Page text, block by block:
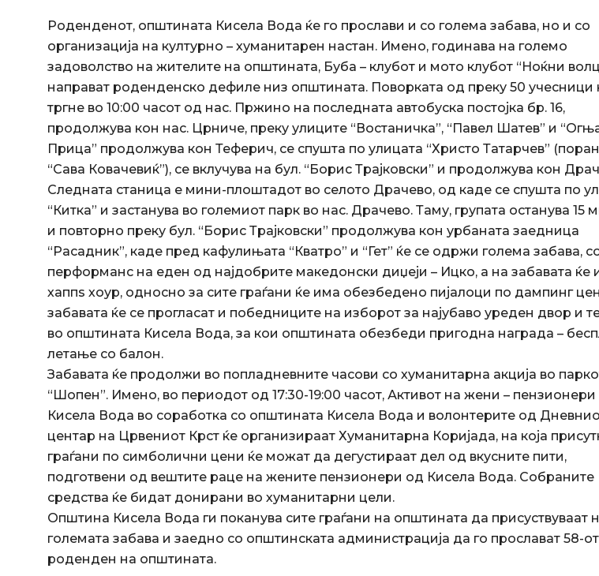
Роденденот, општината Кисела Вода ќе го прослави и со голема забава, но и со
организација на културно – хуманитарен настан. Имено, годинава на големо
задоволство на жителите на општината, Буба – клубот и мото клубот “Ноќни
направат роденденско дефиле низ општината. Поворката од преку 50 учесници
тргне во 10:00 часот од нас. Пржино на последната автобуска постојка бр. 16,
продолжува кон нас. Црниче, преку улиците “Востаничка”, “Павел Шатев” и
Прица” продолжува кон Теферич, се спушта по улицата “Христо Татарчев”
“Сава Ковачевиќ”), се вклучува на бул. “Борис Трајковски” и продолжува кон
Следната станица е мини-плоштадот во селото Драчево, од каде се спушта по
“Китка” и застанува во големиот парк во нас. Драчево. Таму, групата останува 15
и повторно преку бул. “Борис Трајковски” продолжува кон урбаната заедница
“Расадник”, каде пред кафулињата “Кватро” и “Гет” ќе се одржи голема забава,
перформанс на еден од најдобрите македонски диџеји – Ицко, а на забавата ќе
хаппѕ хоур, односно за сите граѓани ќе има обезбедено пијалоци по дампинг
забавата ќе се прогласат и победниците на изборот за најубаво уреден двор и
во општината Кисела Вода, за кои општината обезбеди пригодна награда –
летање со балон.
Забавата ќе продолжи во попладневните часови со хуманитарна акција во
“Шопен”. Имено, во периодот од 17:30-19:00 часот, Активот на жени –
Кисела Вода во соработка со општината Кисела Вода и волонтерите од
центар на Црвениот Крст ќе организираат Хуманитарна Коријада, на која
граѓани по симболични цени ќе можат да дегустираат дел од вкусните пити,
подготвени од вештите раце на жените пензионери од Кисела Вода. Собраните
средства ќе бидат донирани во хуманитарни цели.
Општина Кисела Вода ги поканува сите граѓани на општината да присуствуваат
големата забава и заедно со општинската администрација да го прослават 58-от
роденден на општината.